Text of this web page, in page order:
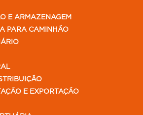
E ARMAZENAGEM
PARA CAMINHÃO
E EXPORTAÇÃO